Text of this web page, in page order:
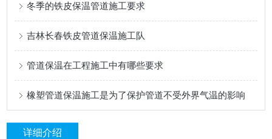
冬季的铁皮保温管道施工要求
吉林长春铁皮管道保温施工队
管道保温在工程施工中有哪些要求
橡塑管道保温施工是为了保护管道不受外界气温的影响
详细介绍